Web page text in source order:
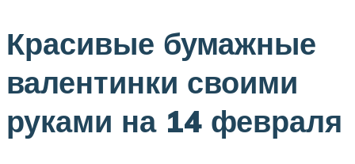
Красивые бумажные
валентинки своими
руками на 14 февраля